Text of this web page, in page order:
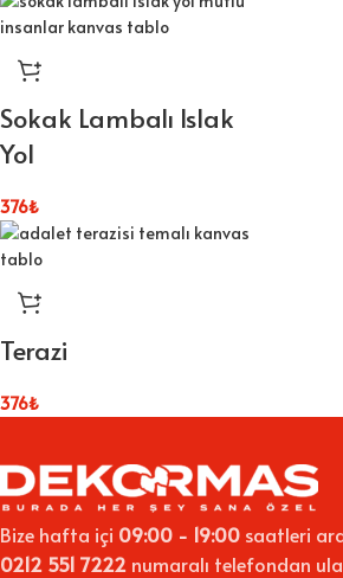
Sokak Lambalı Islak
Yol
376₺
Terazi
376₺
Bize hafta içi 09:00 - 19:00 saatleri
0212 551 7222 numaralı telefondan